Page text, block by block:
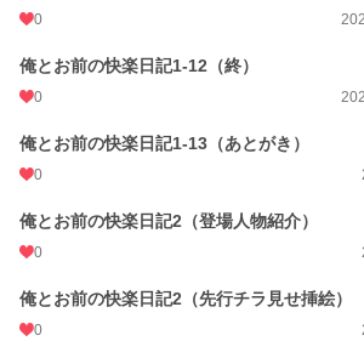
0
俺とお前の快楽日記1-12（終）
0
俺とお前の快楽日記1-13（あとがき）
0
俺とお前の快楽日記2（登場人物紹介）
0
俺とお前の快楽日記2（先行チラ見せ挿絵）
0